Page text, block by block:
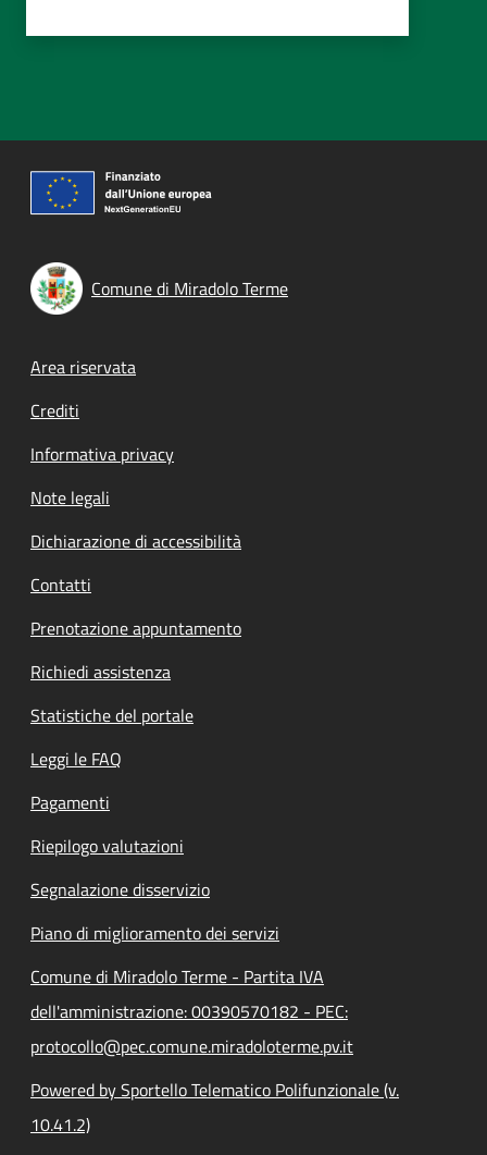
Comune di Miradolo Terme
Footer menu
Area riservata
Crediti
Informativa privacy
Note legali
Dichiarazione di accessibilità
Contatti
Prenotazione appuntamento
Richiedi assistenza
Statistiche del portale
Leggi le FAQ
Pagamenti
Riepilogo valutazioni
Segnalazione disservizio
Piano di miglioramento dei servizi
Comune di Miradolo Terme - Partita IVA
dell'amministrazione: 00390570182 - PEC:
protocollo@pec.comune.miradoloterme.pv.it
Powered by Sportello Telematico Polifunzionale (v.
10.41.2)